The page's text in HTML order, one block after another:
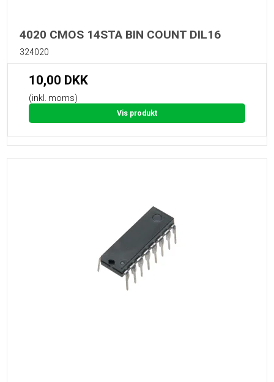
4020 CMOS 14STA BIN COUNT DIL16
324020
10,00 DKK
(inkl. moms)
Vis produkt